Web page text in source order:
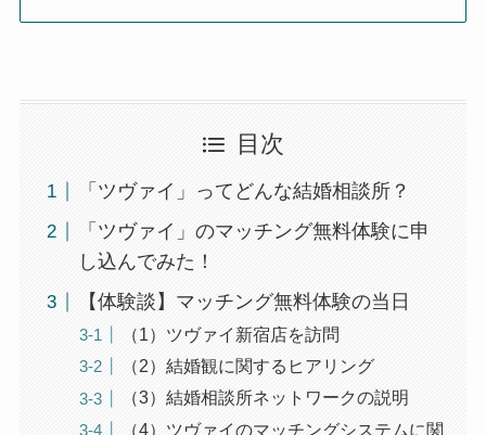
目次
「ツヴァイ」ってどんな結婚相談所？
「ツヴァイ」のマッチング無料体験に申
し込んでみた！
【体験談】マッチング無料体験の当日
（1）ツヴァイ新宿店を訪問
（2）結婚観に関するヒアリング
（3）結婚相談所ネットワークの説明
（4）ツヴァイのマッチングシステムに関